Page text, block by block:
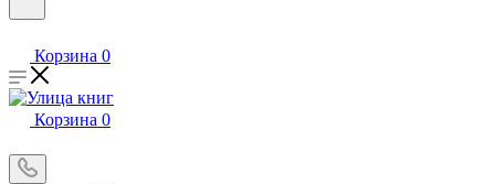
Корзина 0
Корзина 0